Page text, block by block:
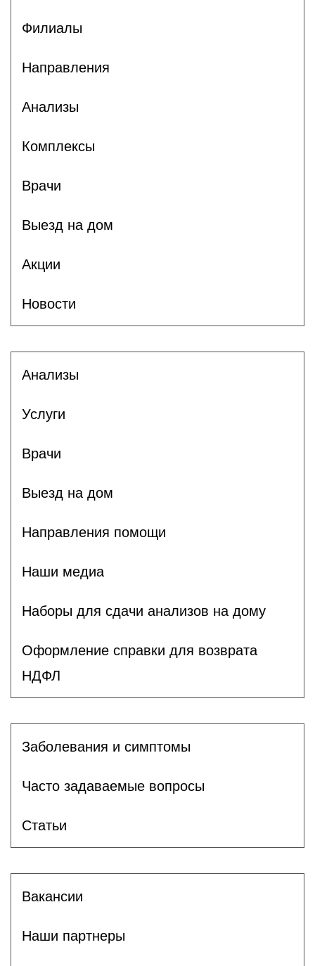
Филиалы
Направления
Анализы
Комплексы
Врачи
Выезд на дом
Акции
Новости
Анализы
Услуги
Врачи
Выезд на дом
Направления помощи
Наши медиа
Наборы для сдачи анализов на дому
Оформление справки для возврата
НДФЛ
Заболевания и симптомы
Часто задаваемые вопросы
Статьи
Вакансии
Наши партнеры